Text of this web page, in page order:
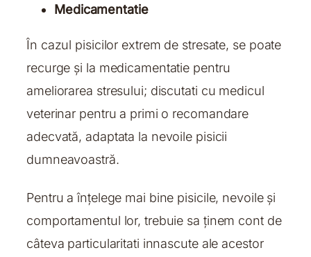
Medicamentatie
În cazul pisicilor extrem de stresate, se poate
recurge și la medicamentatie pentru
ameliorarea stresului; discutati cu medicul
veterinar pentru a primi o recomandare
adecvată, adaptata la nevoile pisicii
dumneavoastră.
Pentru a înțelege mai bine pisicile, nevoile și
comportamentul lor, trebuie sa ținem cont de
câteva particularitati innascute ale acestor